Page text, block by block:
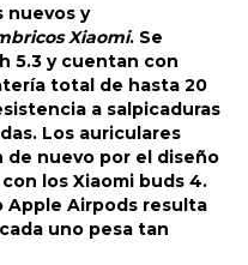
nuevos y
Xiaomi. Se
5.3 y cuentan con
total de hasta 20
a salpicaduras
Los auriculares
de nuevo por el diseño
los Xiaomi buds 4.
Apple Airpods resulta
uno pesa tan